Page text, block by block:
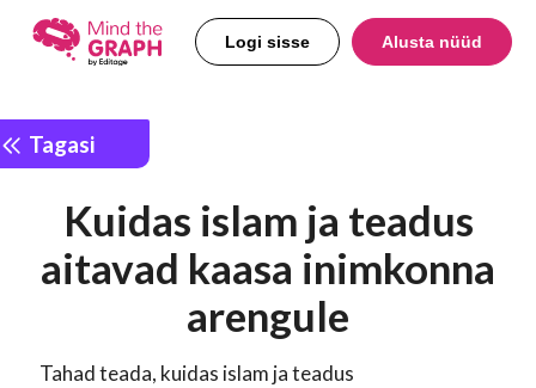
Logi sisse Alusta nüüd
Tagasi
Kuidas islam ja teadus
aitavad kaasa inimkonna
arengule
Tahad teada, kuidas islam ja teadus